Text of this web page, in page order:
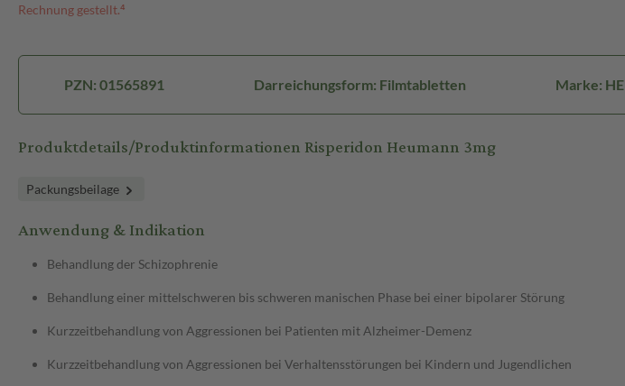
Rechnung gestellt.⁴
PZN: 01565891 Darreichungsform: Filmtabletten Marke:
Produktdetails/Produktinformationen Risperidon Heumann 3mg
Packungsbeilage
Anwendung & Indikation
Behandlung der Schizophrenie
Behandlung einer mittelschweren bis schweren manischen Phase bei einer bipolarer Störung
Kurzzeitbehandlung von Aggressionen bei Patienten mit Alzheimer-Demenz
Kurzzeitbehandlung von Aggressionen bei Verhaltensstörungen bei Kindern und Jugendlichen